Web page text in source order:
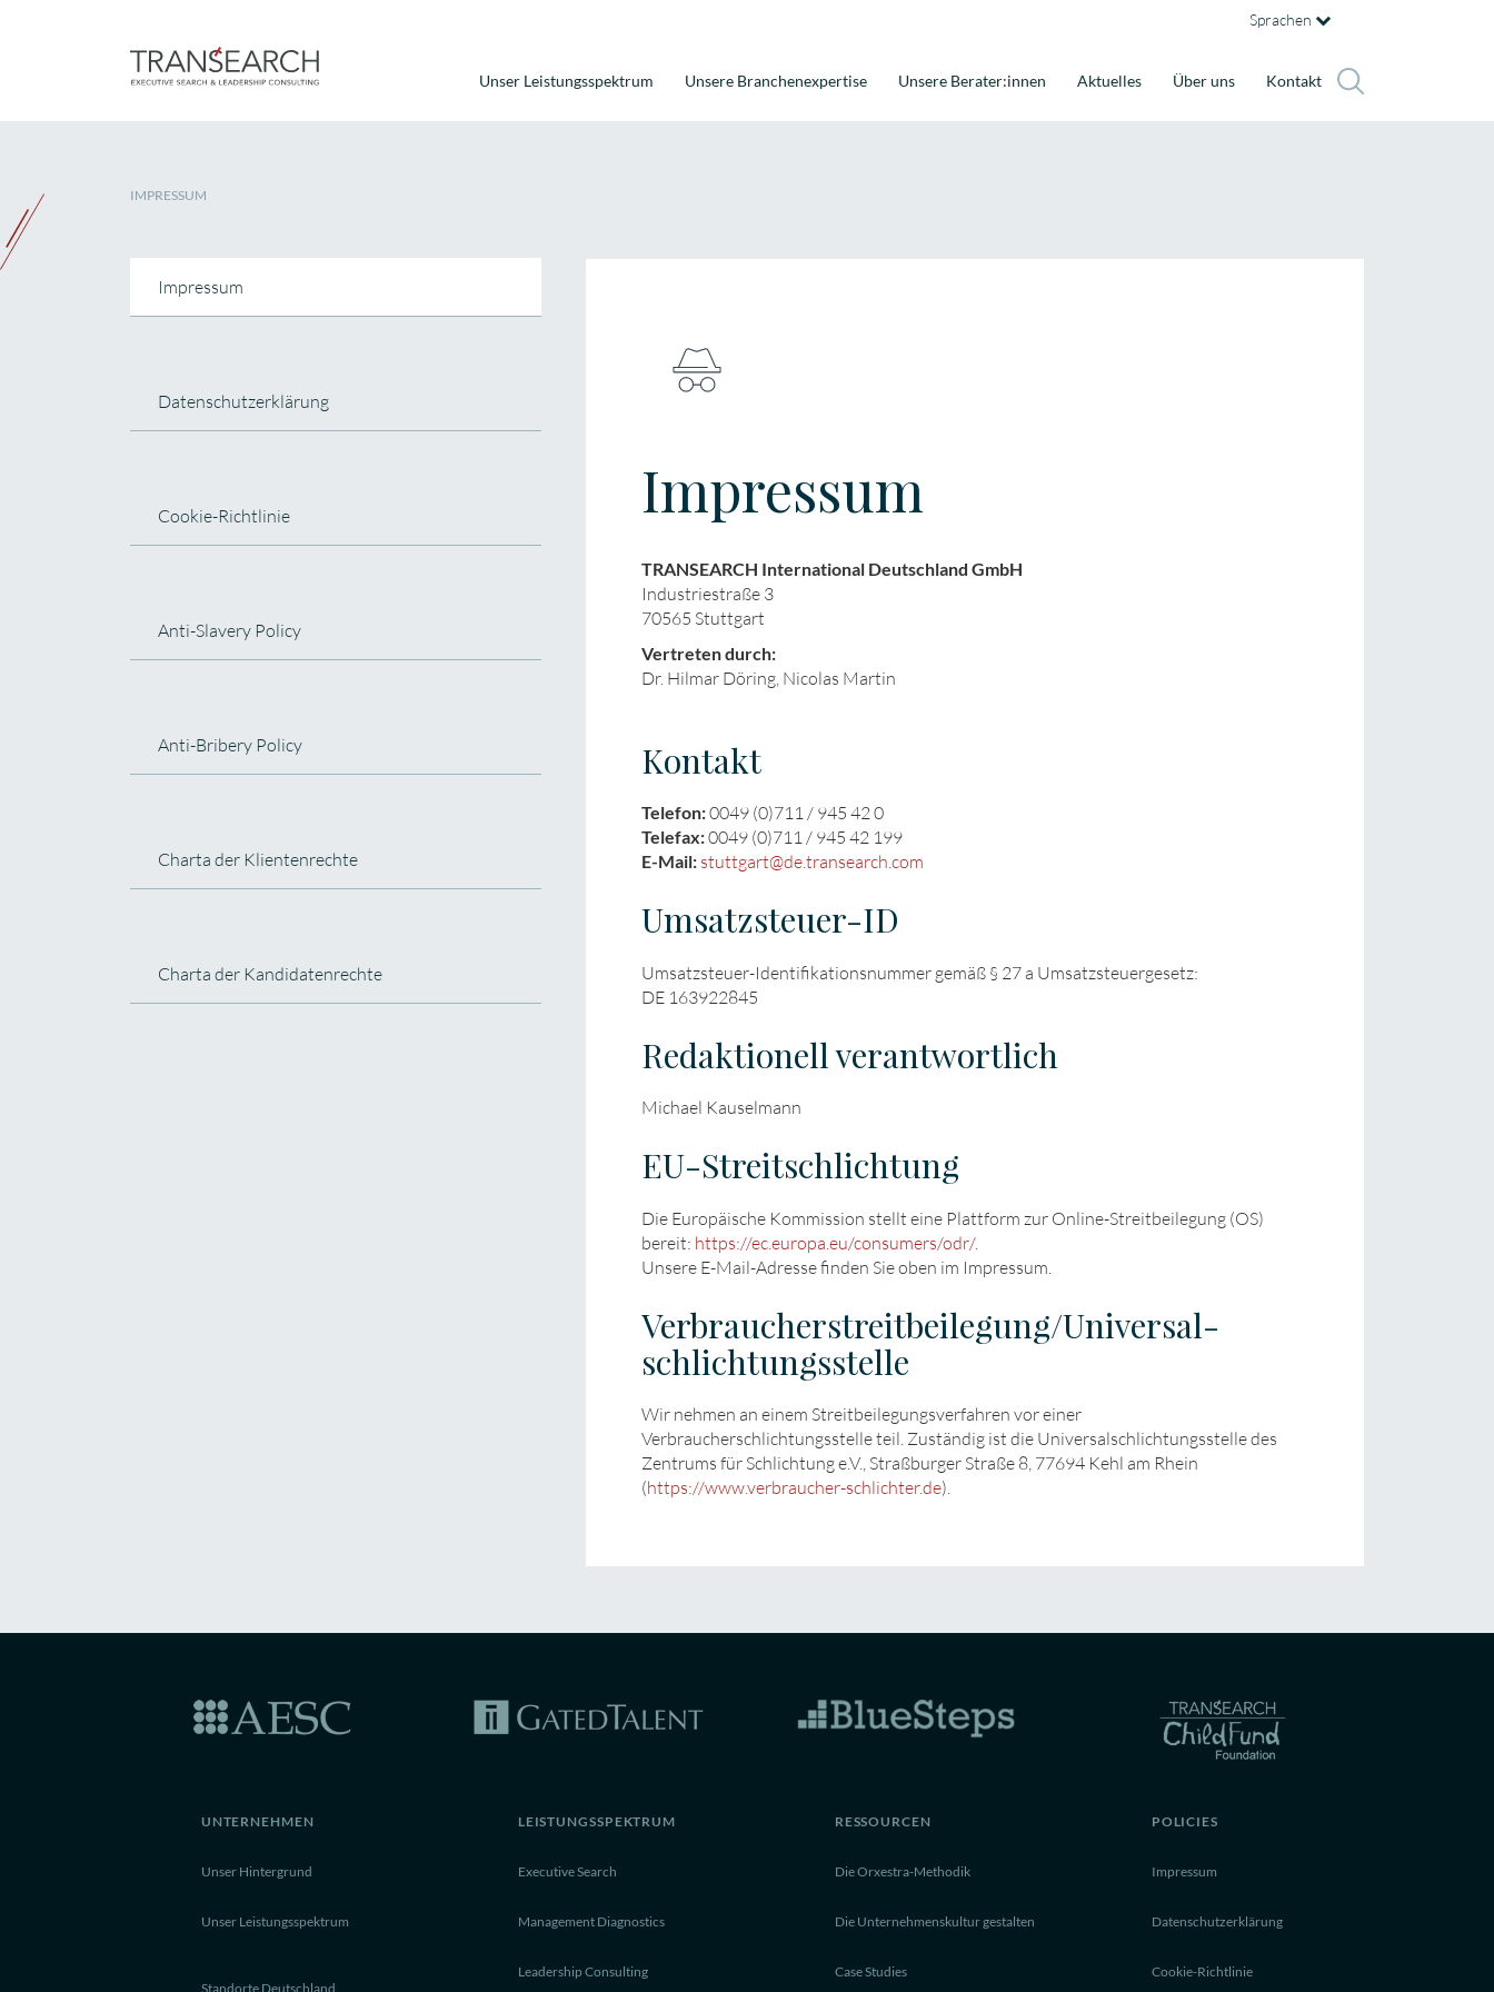
Sprachen
Unser Leistungsspektrum Unsere Branchenexpertise Unsere Berater:innen Aktuelles Über uns Kontakt
IMPRESSUM
Impressum
Datenschutzerklärung
Cookie-Richtlinie
Anti-Slavery Policy
Anti-Bribery Policy
Charta der Klientenrechte
Charta der Kandidatenrechte
Impressum
TRANSEARCH International Deutschland GmbH
Industriestraße 3
70565 Stuttgart
Vertreten durch:
Dr. Hilmar Döring, Nicolas Martin
Kontakt
Telefon:0049 (0)711 / 945 42 0
Telefax:0049 (0)711 / 945 42 199
E-Mail: stuttgart@de.transearch.com
Umsatzsteuer-ID
Umsatzsteuer-Identifikationsnummer gemäß § 27 a Umsatzsteuergesetz:
DE 163922845
Redaktionell verantwortlich
Michael Kauselmann
EU-Streitschlichtung
Die Europäische Kommission stellt eine Plattform zur Online-Streitbeilegung (OS)
bereit: https://ec.europa.eu/consumers/odr/.
Unsere E-Mail-Adresse finden Sie oben im Impressum.
Verbraucher­streit­beilegung/Universal­
schlichtungs­stelle
Wir nehmen an einem Streitbeilegungsverfahren vor einer
Verbraucherschlichtungsstelle teil. Zuständig ist die Universalschlichtungsstelle des
Zentrums für Schlichtung e.V., Straßburger Straße 8, 77694 Kehl am Rhein
(https://www.verbraucher-schlichter.de).
UNTERNEHMEN
Unser Hintergrund
Unser Leistungsspektrum
Standorte Deutschland
LEISTUNGSSPEKTRUM
Executive Search
Management Diagnostics
Leadership Consulting
RESSOURCEN
Die Orxestra-Methodik
Die Unternehmenskultur gestalten
Case Studies
POLICIES
Impressum
Datenschutzerklärung
Cookie-Richtlinie